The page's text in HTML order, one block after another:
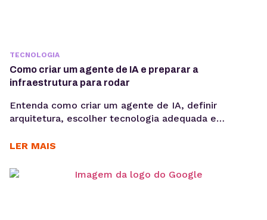
TECNOLOGIA
Como criar um agente de IA e preparar a
infraestrutura para rodar
Entenda como criar um agente de IA, definir
arquitetura, escolher tecnologia adequada e
considerando integrações, observabilidade, custos
vai além de escolher um modelo de linguagem ou
LER MAIS